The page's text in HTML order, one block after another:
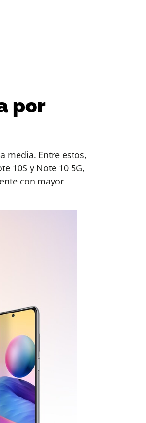
por
media. Entre estos,
10S y Note 10 5G,
con mayor